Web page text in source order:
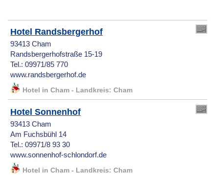
Hotel Randsbergerhof
93413 Cham
Randsbergerhofstraße 15-19
Tel.: 09971/85 770
www.randsbergerhof.de
Hotel in Cham - Landkreis: Cham
Hotel Sonnenhof
93413 Cham
Am Fuchsbühl 14
Tel.: 09971/8 93 30
www.sonnenhof-schlondorf.de
Hotel in Cham - Landkreis: Cham